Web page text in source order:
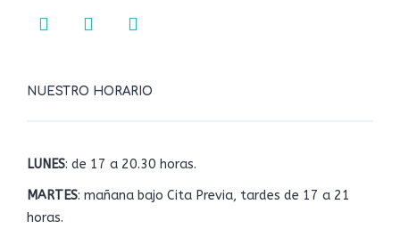
NUESTRO HORARIO
LUNES: de 17 a 20.30 horas.
MARTES: mañana bajo Cita Previa, tardes de 17 a 21
horas.